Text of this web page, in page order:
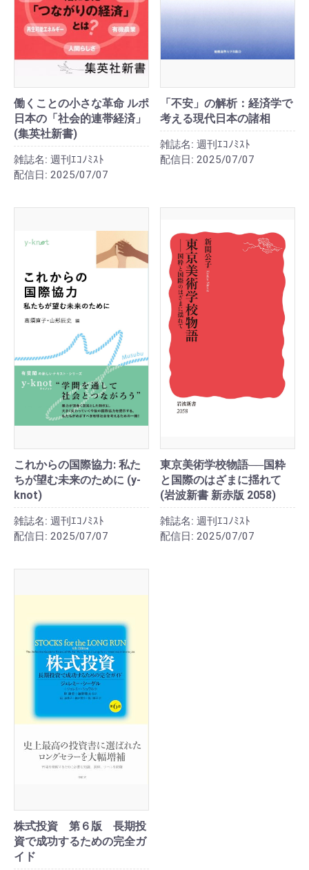
働くことの小さな革命 ルポ
日本の「社会的連帯経済」
(集英社新書)
雑誌名: 週刊ｴｺﾉﾐｽﾄ
配信日: 2025/07/07
「不安」の解析：経済学で
考える現代日本の諸相
雑誌名: 週刊ｴｺﾉﾐｽﾄ
配信日: 2025/07/07
これからの国際協力: 私た
ちが望む未来のために (y-
knot)
雑誌名: 週刊ｴｺﾉﾐｽﾄ
配信日: 2025/07/07
東京美術学校物語──国粋
と国際のはざまに揺れて
(岩波新書 新赤版 2058)
雑誌名: 週刊ｴｺﾉﾐｽﾄ
配信日: 2025/07/07
株式投資 第６版 長期投
資で成功するための完全ガ
イド